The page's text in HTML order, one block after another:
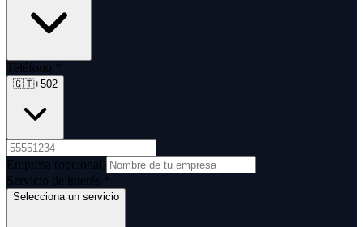
Teléfono *
🇬🇹+502
Empresa (opcional)
Servicio de interés *
Selecciona un servicio